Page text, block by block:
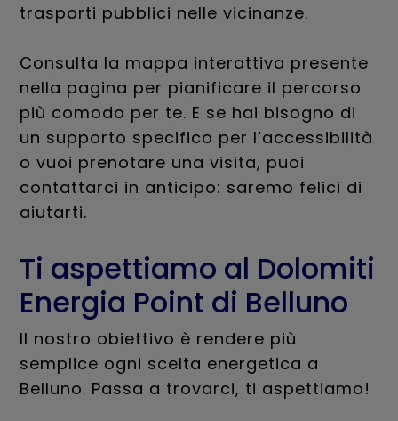
trasporti pubblici nelle vicinanze.
Consulta la mappa interattiva presente
nella pagina per pianificare il percorso
più comodo per te. E se hai bisogno di
un supporto specifico per l’accessibilità
o vuoi prenotare una visita, puoi
contattarci in anticipo: saremo felici di
aiutarti.
Ti aspettiamo al Dolomiti
Energia Point di Belluno
Il nostro obiettivo è rendere più
semplice ogni scelta energetica a
Belluno. Passa a trovarci, ti aspettiamo!